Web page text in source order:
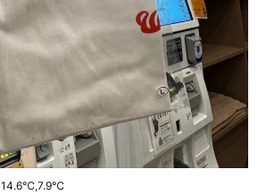
14.6℃,7.9℃